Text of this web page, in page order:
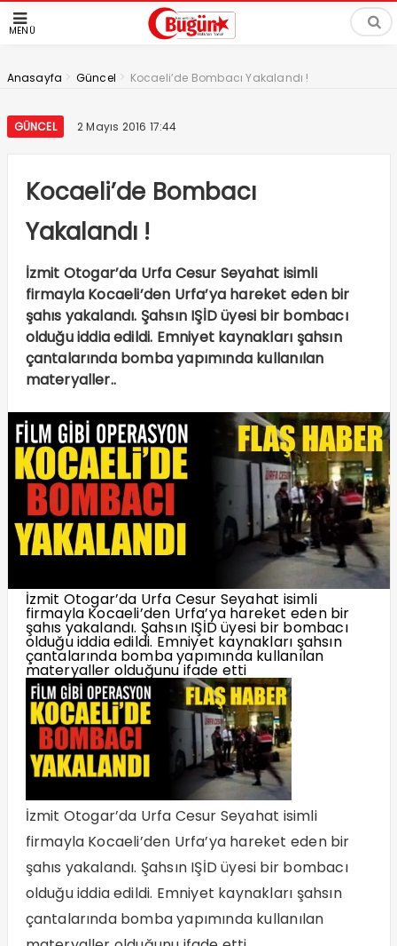
MENÜ
Anasayfa > Güncel > Kocaeli’de Bombacı Yakalandı !
GÜNCEL 2 Mayıs 2016 17:44
Kocaeli’de Bombacı
Yakalandı !
İzmit Otogar’da Urfa Cesur Seyahat isimli
firmayla Kocaeli’den Urfa’ya hareket eden bir
şahıs yakalandı. Şahsın IŞİD üyesi bir bombacı
olduğu iddia edildi. Emniyet kaynakları şahsın
çantalarında bomba yapımında kullanılan
materyaller..
İzmit Otogar’da Urfa Cesur Seyahat isimli
firmayla Kocaeli’den Urfa’ya hareket eden bir
şahıs yakalandı. Şahsın IŞİD üyesi bir bombacı
olduğu iddia edildi. Emniyet kaynakları şahsın
çantalarında bomba yapımında kullanılan
materyaller olduğunu ifade etti
İzmit Otogar’da Urfa Cesur Seyahat isimli
firmayla Kocaeli’den Urfa’ya hareket eden bir
şahıs yakalandı. Şahsın IŞİD üyesi bir bombacı
olduğu iddia edildi. Emniyet kaynakları şahsın
çantalarında bomba yapımında kullanılan